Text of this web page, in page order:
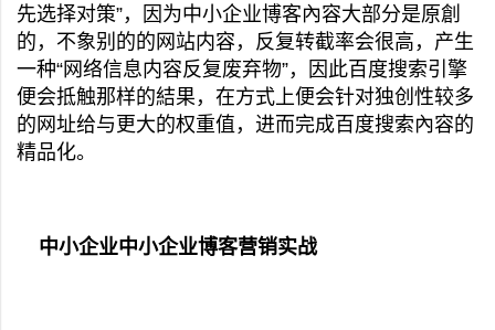
先选择对策”，因为中小企业博客內容大部分是原創
的，不象别的的网站内容，反复转截率会很高，产生
一种“网络信息内容反复废弃物”，因此百度搜索引擎
便会抵触那样的結果，在方式上便会针对独创性较多
的网址给与更大的权重值，进而完成百度搜索內容的
精品化。
中小企业中小企业博客营销实战